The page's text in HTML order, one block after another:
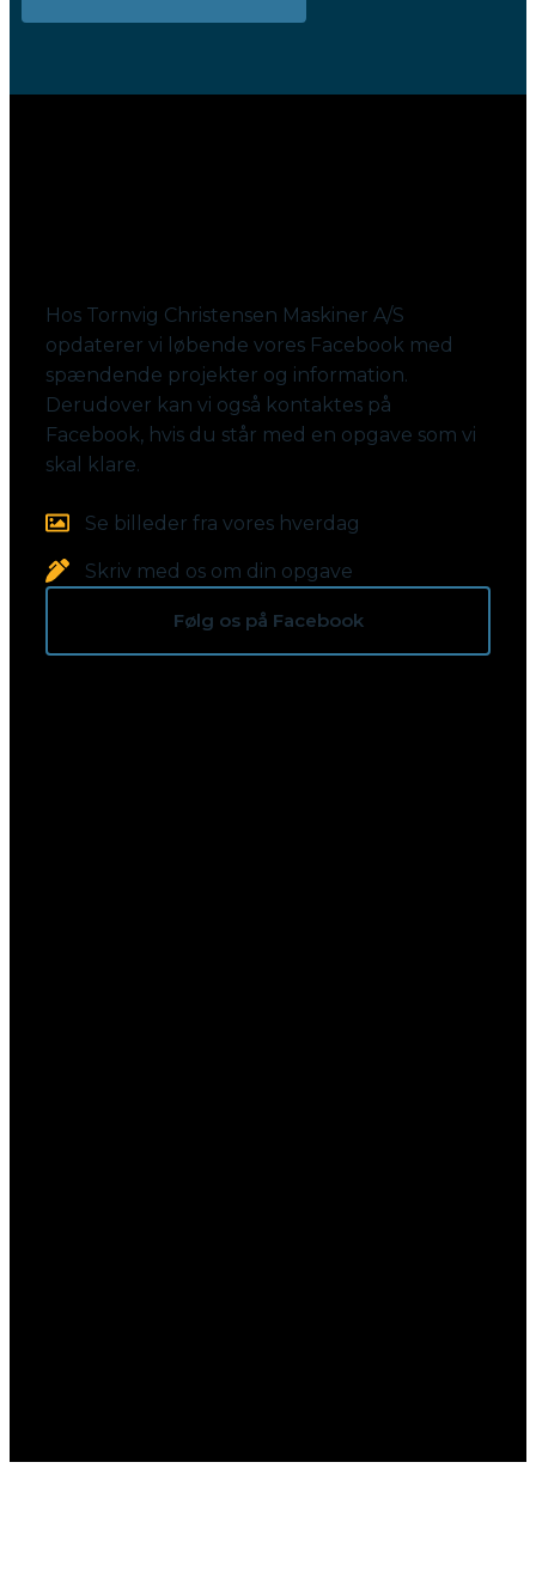
Hos Tornvig Christensen Maskiner A/S
opdaterer vi løbende vores Facebook med
spændende projekter og information.
Derudover kan vi også kontaktes på
Facebook, hvis du står med en opgave som vi
skal klare.
Se billeder fra vores hverdag
Skriv med os om din opgave
Følg os på Facebook